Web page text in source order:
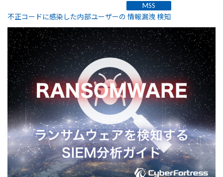
MSS
不正コードに感染した内部ユーザーの 情報漏洩 検知